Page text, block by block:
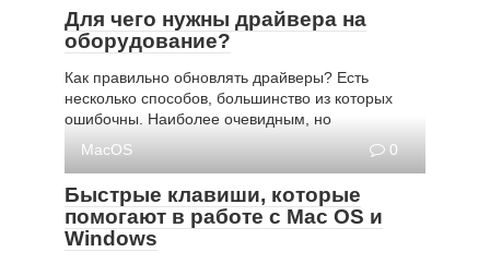
Для чего нужны драйвера на
оборудование?
Как правильно обновлять драйверы? Есть
несколько способов, большинство из которых
ошибочны. Наиболее очевидным, но
MacOS
0
Быстрые клавиши, которые
помогают в работе с Mac OS и
Windows